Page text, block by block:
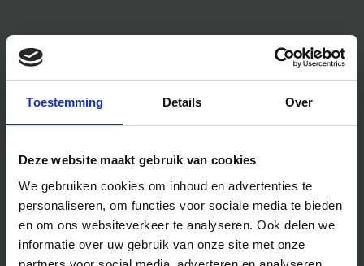
Toestemming Details Over
Deze website maakt gebruik van cookies
We gebruiken cookies om inhoud en advertenties te
personaliseren, om functies voor sociale media te bieden
en om ons websiteverkeer te analyseren. Ook delen we
informatie over uw gebruik van onze site met onze